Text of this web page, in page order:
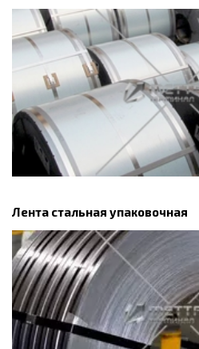
Лента стальная упаковочная